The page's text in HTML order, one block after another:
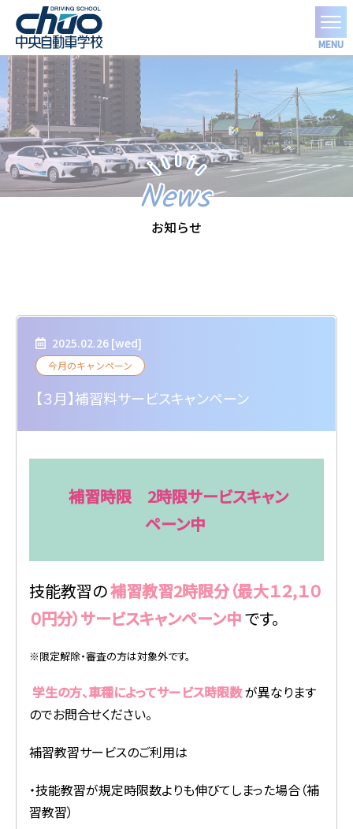
MENU
お知らせ
News
2025.02.26 [wed]
今月のキャンペーン
【３月】補習料サービスキャンペーン
補習時限 2時限サービスキャン
ペーン中
技能教習の補習教習2時限分（最大１２,１０
０円分）サービスキャンペーン中です。
※限定解除・審査の方は対象外です。
学生の方、車種によってサービス時限数が異なります
のでお問合せください。
補習教習サービスのご利用は
・技能教習が規定時限数よりも伸びてしまった場合（補
習教習）